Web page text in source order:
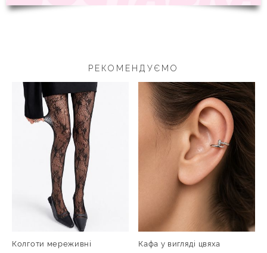
РЕКОМЕНДУЄМО
Колготи мереживні Кафа у вигляді цвяха